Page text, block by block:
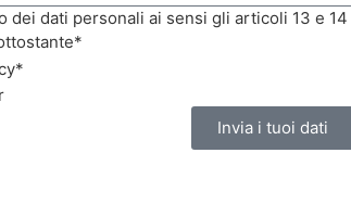
dati personali ai sensi gli articoli 13 e
Invia i tuoi dati